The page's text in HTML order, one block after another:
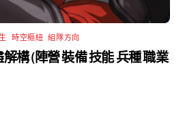
,時空樞紐 ,組隊方向
構 (陣營 裝備 技能 兵種 職業